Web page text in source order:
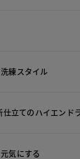
練スタイル
立てのハイエンド
元気にする